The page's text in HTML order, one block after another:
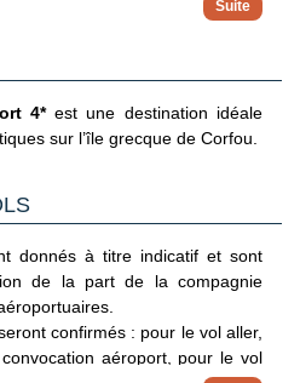
dangereux pour la santé, à
beach volley, tennis de
par semaine avec musique live
sur la plage (2 transats + 1
et de pédalos sur la plage
4* est une destination idéale
sur l’île grecque de Corfou.
donnés à titre indicatif et sont
de la part de la compagnie
confirmés : pour le vol aller,
aéroport, pour le vol